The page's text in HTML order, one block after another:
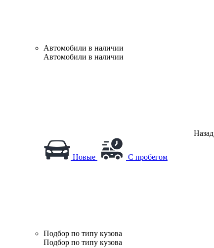
Автомобили в наличии
Автомобили в наличии
Назад
Новые С пробегом
Подбор по типу кузова
Подбор по типу кузова